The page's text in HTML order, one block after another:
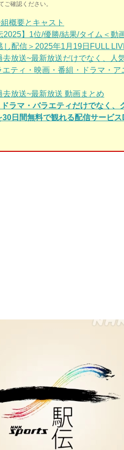
確認ください。
概要とキャスト
2025】1位/優勝/結果/タイム＜動
配信＞2025年1月19日FULL
去放送~最新放送だけでなく、人
ティ・映画・番組・ドラマ・ア
放送~最新放送 動画まとめ
ラマ・バラエティだけでなく、
日間無料で観れる配信サービス